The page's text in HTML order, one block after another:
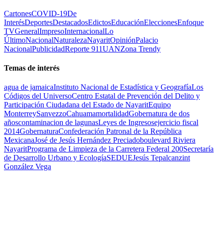
CartonesCOVID-19De
InterésDeportesDestacadosEdictosEducaciónEleccionesEnfoque
TVGeneralImpresoInternacionalLo
ÚltimoNacionalNaturalezaNayaritOpiniónPalacio
NacionalPublicidadReporte 911UANZona Trendy
Temas de interés
agua de jamaicaInstituto Nacional de Estadística y GeografíaLos
Códigos del UniversoCentro Estatal de Prevención del Delito y
Participación Ciudadana del Estado de NayaritEquipo
MonterreySanvezzoCahuamamortalidadGobernatura de dos
añoscontaminacion de lagunasLeyes de Ingresosejercicio fiscal
2014GobernaturaConfederación Patronal de la República
MexicanaJosé de Jesús Hernández Preciadoboulevard Riviera
NayaritPrograma de Limpieza de la Carretera Federal 200Secretaría
de Desarrollo Urbano y EcologíaSEDUEJesús Tepalcanzint
González Vega